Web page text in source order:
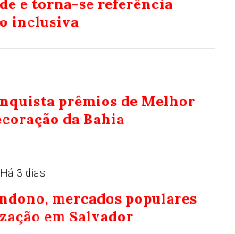
inclusiva
prêmios de Melhor
da Bahia
Há 3 dias
mercados populares
em Salvador